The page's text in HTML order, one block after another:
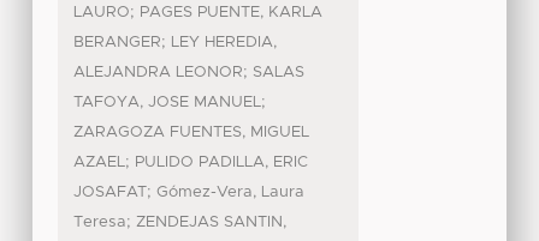
LAURO; PAGES PUENTE, KARLA
BERANGER;
LEY HEREDIA,
ALEJANDRA LEONOR; SALAS
TAFOYA, JOSE MANUEL
;
ZARAGOZA FUENTES, MIGUEL
AZAEL
; PULIDO PADILLA, ERIC
JOSAFAT; Gómez-Vera, Laura
Teresa; ZENDEJAS SANTIN,